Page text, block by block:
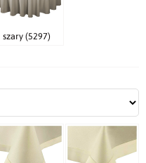
szary (5297)